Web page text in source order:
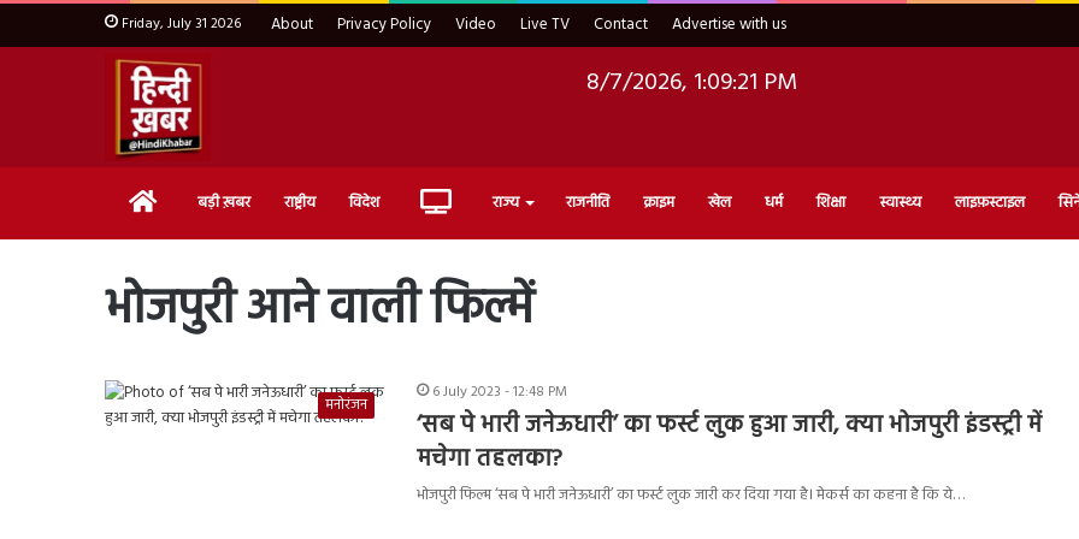
Friday, July 31 2026 About Privacy Policy Video Live TV Contact Advertise with us
8/7/2026, 1:09:22 PM
Home बड़ी ख़बर राष्ट्रीय विदेश Live
TV
राज्य राजनीति क्राइम खेल धर्म शिक्षा स्वास्थ्य लाइफ़स्टाइल
भोजपुरी आने वाली फिल्में
मनोरंजन
6 July 2023 - 12:48 PM
‘सब पे भारी जनेऊधारी’ का फर्स्ट लुक हुआ जारी, क्या भोजपुरी इंडस्ट्री में
मचेगा तहलका?
भोजपुरी फिल्म ‘सब पे भारी जनेऊधारी’ का फर्स्ट लुक जारी कर दिया गया है। मेकर्स का कहना है कि ये…